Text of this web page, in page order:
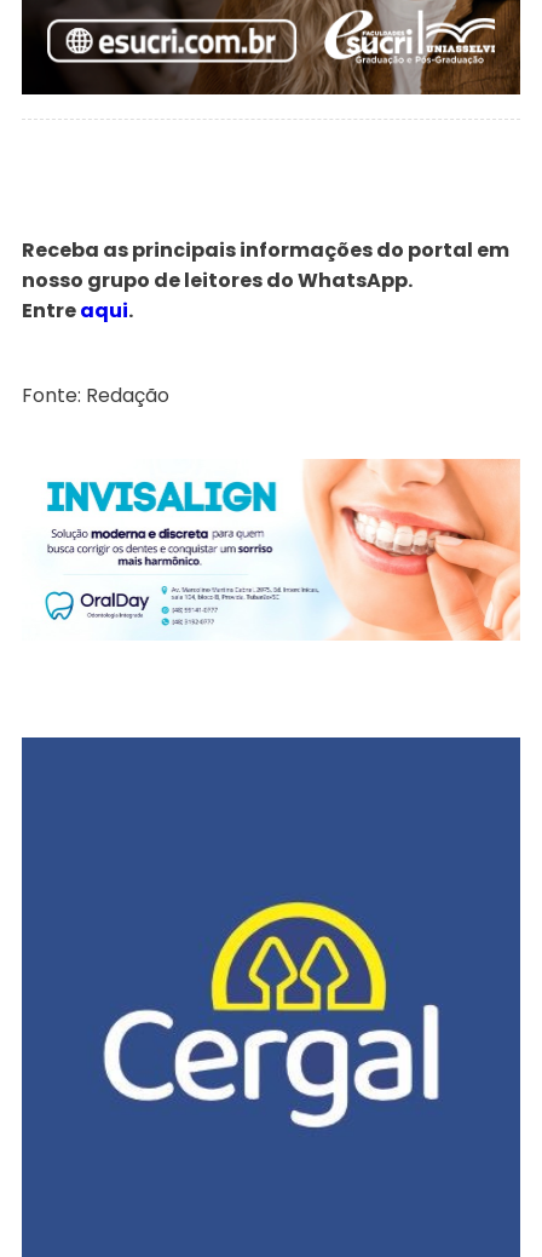
Receba as principais informações do portal em
nosso grupo de leitores do WhatsApp.
Entreaqui.
Fonte: Redação